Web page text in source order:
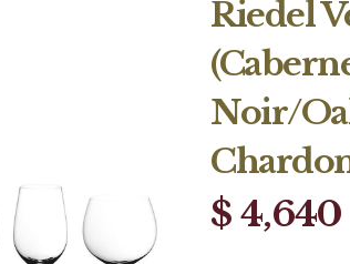
Riedel
Noir/
$ 4,640